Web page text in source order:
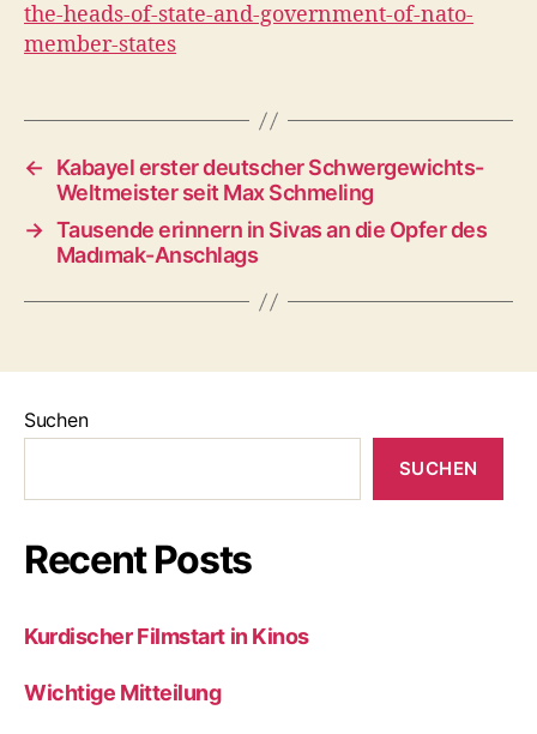
the-heads-of-state-and-government-of-nato-
member-states
←
Kabayel erster deutscher Schwergewichts-
Weltmeister seit Max Schmeling
→ Tausende erinnern in Sivas an die Opfer des
Madımak-Anschlags
Suchen
SUCHEN
Recent Posts
Kurdischer Filmstart in Kinos
Wichtige Mitteilung